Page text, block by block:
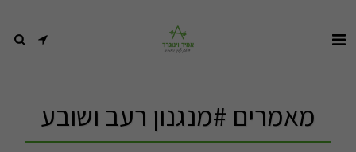
מאמרים #מנגנון רעב ושובע